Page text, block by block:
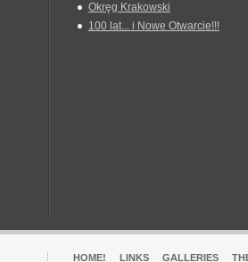
Okręg Krakowski
100 lat... i Nowe Otwarcie!!!
HOME! LINKS GALLERIES